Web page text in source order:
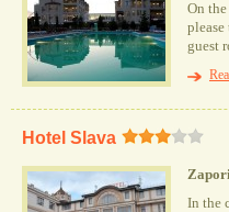
On
guest
Hotel Slava
In the